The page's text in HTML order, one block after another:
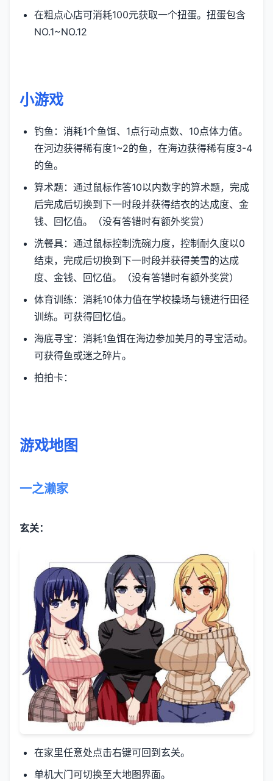
在粗点心店可消耗100元获取一个扭蛋。扭蛋包含
NO.1~NO.12
小游戏
钓鱼：消耗1个鱼饵、1点行动点数、10点体力值。
在河边获得稀有度1~2的鱼，在海边获得稀有度3-4
的鱼。
算术题：通过鼠标作答10以内数字的算术题，完成
后完成后切换到下一时段并获得结衣的达成度、金
钱、回忆值。（没有答错时有额外奖赏）
洗餐具：通过鼠标控制洗碗力度，控制耐久度以0
结束，完成后切换到下一时段并获得美雪的达成
度、金钱、回忆值。（没有答错时有额外奖赏）
体育训练：消耗10体力值在学校操场与镜进行田径
训练。可获得回忆值。
海底寻宝：消耗1鱼饵在海边参加美月的寻宝活动。
可获得鱼或迷之碎片。
拍拍卡：
游戏地图
一之濑家
玄关：
在家里任意处点击右键可回到玄关。
单机大门可切换至大地图界面。